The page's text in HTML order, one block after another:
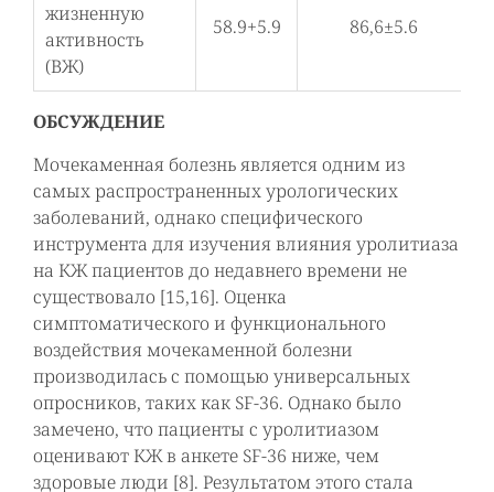
жизненную
активность
(ВЖ)
58.9+5.9 86,6±5.6
ОБСУЖДЕНИЕ
Мочекаменная болезнь является одним из
самых распространенных урологических
заболеваний, однако специфического
инструмента для изучения влияния уролитиаза
на КЖ пациентов до недавнего времени не
существовало [15,16]. Оценка
симптоматического и функционального
воздействия мочекаменной болезни
производилась с помощью универсальных
опросников, таких как SF-36. Однако было
замечено, что пациенты с уролитиазом
оценивают КЖ в анкете SF-36 ниже, чем
здоровые люди [8]. Результатом этого стала